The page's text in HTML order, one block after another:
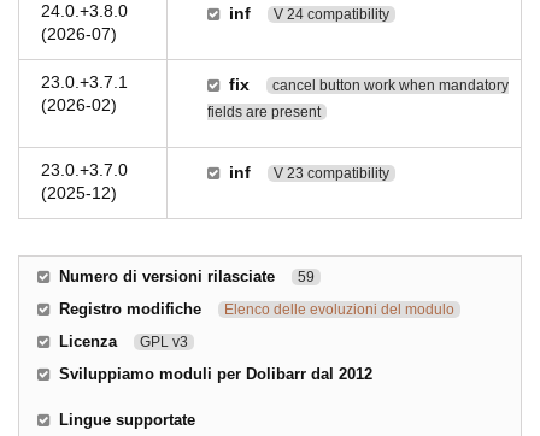
24.0.+3.8.0
(2026-07)
inf V 24 compatibility
23.0.+3.7.1
(2026-02)
fix
cancel button work when mandatory
fields are present
23.0.+3.7.0
(2025-12)
inf V 23 compatibility
Numero di versioni rilasciate 59
Registro modifiche Elenco delle evoluzioni del modulo
Licenza GPL v3
Sviluppiamo moduli per Dolibarr dal 2012
Lingue supportate